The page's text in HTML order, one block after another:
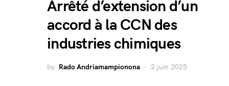
Arrêté d’extension d’un
accord à la CCN des
industries chimiques
by Rado Andriamampionona 2 juin 2025